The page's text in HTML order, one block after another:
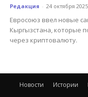
Редакция - 24 октября 2025
Евросоюз ввел новые
Кыргызстана, которые
через криптовалюту.
Новости Истории